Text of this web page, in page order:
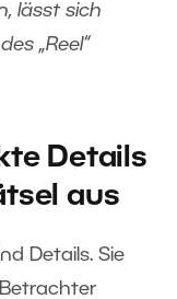
lässt sich
„Reel“
Details
aus
Details. Sie